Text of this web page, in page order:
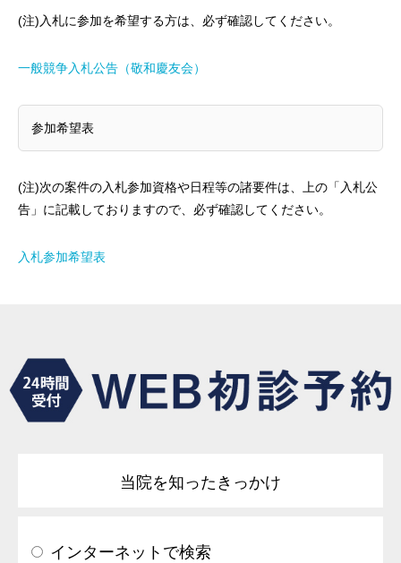
(注)入札に参加を希望する方は、必ず確認してください。
一般競争入札公告（敬和慶友会）
参加希望表
(注)次の案件の入札参加資格や日程等の諸要件は、上の「入札公
告」に記載しておりますので、必ず確認してください。
入札参加希望表
当院を知ったきっかけ
インターネットで検索